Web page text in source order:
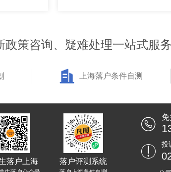
政策咨询、疑难处理一站式服务
上海落户条件自测
落户上海 落户评测系统
免
投